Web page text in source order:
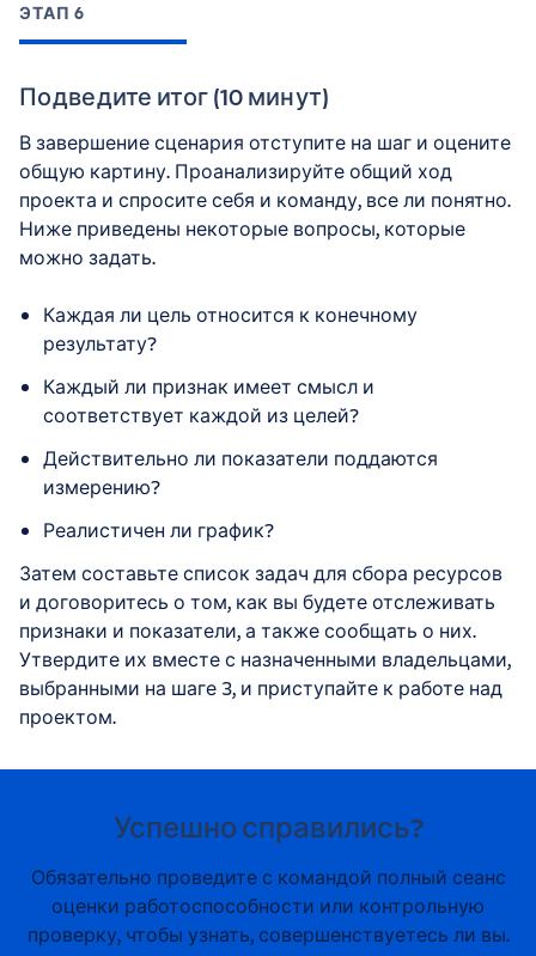
ЭТАП 6
Подведите итог (10 минут)
В завершение сценария отступите на шаг и оцените
общую картину. Проанализируйте общий ход
проекта и спросите себя и команду, все ли понятно.
Ниже приведены некоторые вопросы, которые
можно задать.
Каждая ли цель относится к конечному
результату?
Каждый ли признак имеет смысл и
соответствует каждой из целей?
Действительно ли показатели поддаются
измерению?
Реалистичен ли график?
Затем составьте список задач для сбора ресурсов
и договоритесь о том, как вы будете отслеживать
признаки и показатели, а также сообщать о них.
Утвердите их вместе с назначенными владельцами,
выбранными на шаге 3, и приступайте к работе над
проектом.
Успешно справились?
Обязательно проведите с командой полный сеанс
оценки работоспособности или контрольную
проверку, чтобы узнать, совершенствуетесь ли вы.